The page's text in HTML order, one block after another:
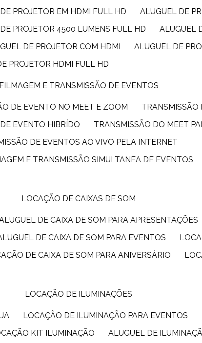
DE PROJETOR EM HDMI FULL HD
ALUGUEL DE
DE PROJETOR 4500 LUMENS FULL HD
DE PROJETOR COM HDMI
ALUGUEL DE
PROJETOR HDMI FULL HD
FILMAGEM E TRANSMISSÃO DE EVENTOS
DE EVENTO NO MEET E ZOOM
DE EVENTO HIBRÍDO
TRANSMISSÃO DO MEET
DE EVENTOS AO VIVO PELA INTERNET
E TRANSMISSÃO SIMULTANEA DE EVENTOS
LOCAÇÃO DE CAIXAS DE SOM
ALUGUEL DE CAIXA DE SOM PARA APRESENTAÇÕES
ALUGUEL DE CAIXA DE SOM PARA EVENTOS
DE CAIXA DE SOM PARA ANIVERSÁRIO
LOCAÇÃO DE ILUMINAÇÕES
LOCAÇÃO DE ILUMINAÇÃO PARA EVENTOS
KIT ILUMINAÇÃO
ALUGUEL DE